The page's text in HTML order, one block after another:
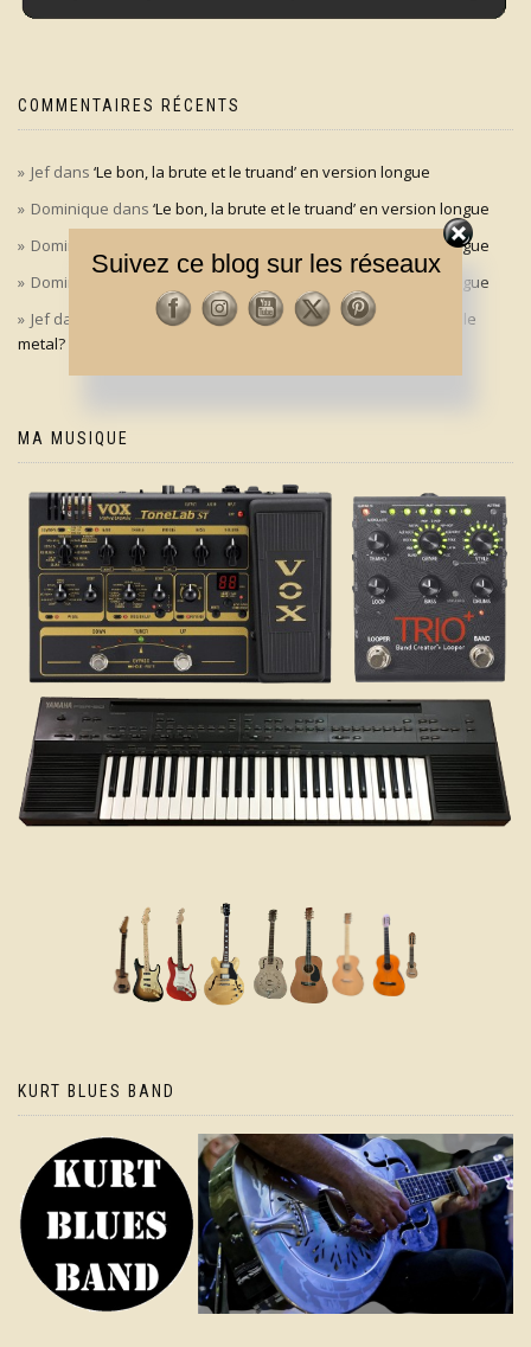
COMMENTAIRES RÉCENTS
Jefdans ‘Le bon, la brute et le truand’ en version longue
Dominique dans ‘Le bon, la brute et le truand’ en version longue
Dominique
‘Le bon, la brute et le truand’ en version longue
Dominique
‘Le bon, la brute et le truand’ en version longue
Jefdans
Aldo Maccione à l’origine du signe des cornes dans le
metal?
MA MUSIQUE
KURT BLUES BAND
Suivez ce blog sur les réseaux